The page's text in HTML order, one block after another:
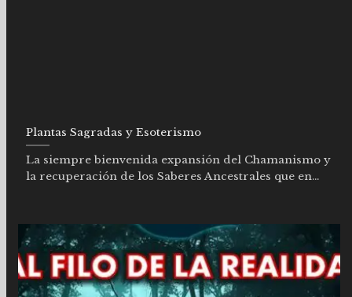
Plantas Sagradas y Esoterismo
La siempre bienvenida expansión del Chamanismo y
la recuperación de los Saberes Ancestrales que en...